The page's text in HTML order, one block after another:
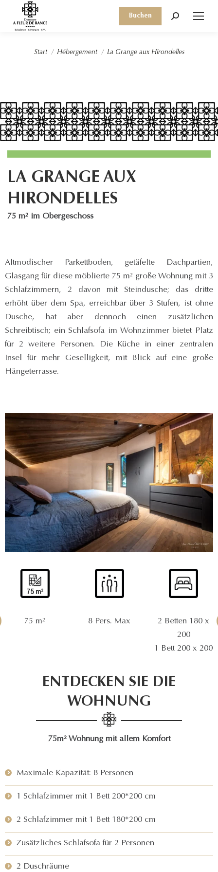
Buchen Search:
Sie befinden sich hier:
Start Hébergement La Grange aux Hirondelles
LA GRANGE AUX
HIRONDELLES
75 m² im Obergeschoss
Altmodischer Parkettboden, getäfelte Dachpartien,
Glasgang für diese möblierte 75 m² große Wohnung mit 3
Schlafzimmern, 2 davon mit Steindusche; das dritte
erhöht über dem Spa, erreichbar über 3 Stufen, ist ohne
Dusche, hat aber dennoch einen zusätzlichen
Schreibtisch; ein Schlafsofa im Wohnzimmer bietet Platz
für 2 weitere Personen. Die Küche in einer zentralen
Insel für mehr Geselligkeit, mit Blick auf eine große
Hängeterrasse.
75 m² 8 Pers. Max
2 Betten 180 x
200
1 Bett 200 x 200
ENTDECKEN SIE DIE
WOHNUNG
75m² Wohnung mit allem Komfort
Maximale Kapazität: 8 Personen
1 Schlafzimmer mit 1 Bett 200*200 cm
2 Schlafzimmer mit 1 Bett 180*200 cm
Zusätzliches Schlafsofa für 2 Personen
2 Duschräume